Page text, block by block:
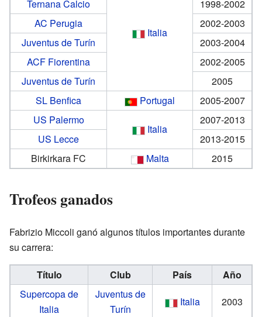
Italia
Ternana Calcio
1998-2002
AC Perugia
2002-2003
Juventus de Turín
2003-2004
ACF Fiorentina
2002-2005
Juventus de Turín
2005
SL Benfica
Portugal
2005-2007
US Palermo
Italia
2007-2013
US Lecce
2013-2015
Birkirkara FC
Malta 2015
Trofeos ganados
Fabrizio Miccoli ganó algunos títulos importantes durante
su carrera:
Título Club País
Año
Supercopa de
Italia
Juventus de
Turín
Italia
2003